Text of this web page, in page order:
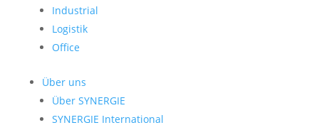
Industrial
Logistik
Office
Über uns
Über SYNERGIE
SYNERGIE International